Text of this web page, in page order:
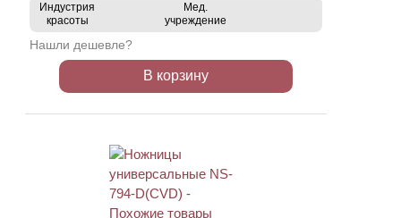
Индустрия
красоты
Мед.
учреждение
Нашли дешевле?
В корзину